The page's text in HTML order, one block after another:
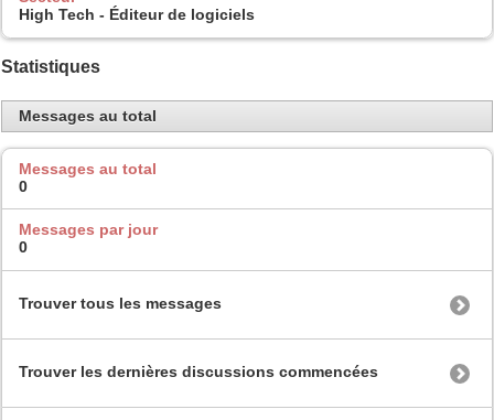
High Tech - Éditeur de logiciels
Statistiques
Messages au total
Messages au total
0
Messages par jour
0
Trouver tous les messages
Trouver les dernières discussions commencées